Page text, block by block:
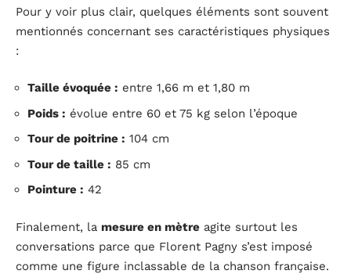
Pour y voir plus clair, quelques éléments sont souvent
mentionnés concernant ses caractéristiques physiques
:
Taille évoquée : entre 1,66 m et 1,80 m
Poids : évolue entre 60 et 75 kg selon l’époque
Tour de poitrine : 104 cm
Tour de taille : 85 cm
Pointure : 42
Finalement, la mesure en mètre agite surtout les
conversations parce que Florent Pagny s’est imposé
comme une figure inclassable de la chanson française.